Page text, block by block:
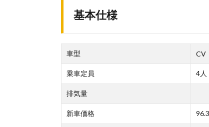
基本仕様
車型 CV
乗車定員 4人
排気量
新車価格